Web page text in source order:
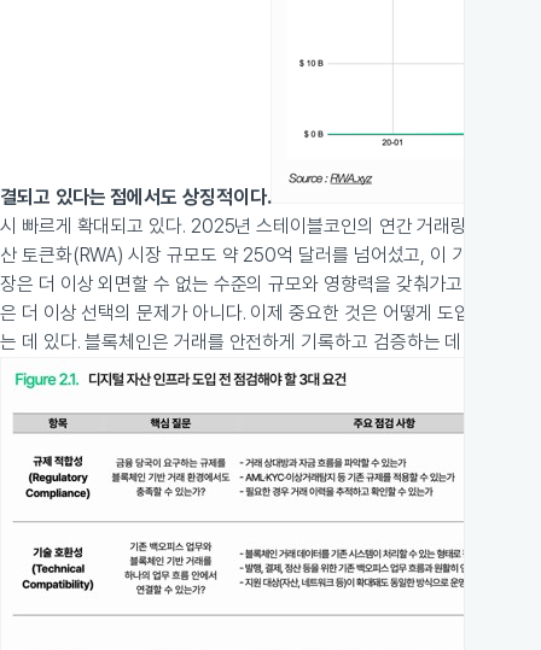
결되고 있다는 점에서도 상징적이다.
시 빠르게 확대되고 있다. 2025년 스테이블코인의 연간 거래량은 약
산 토큰화(RWA) 시장 규모도 약 250억 달러를 넘어섰고, 이 가운데 토
장은 더 이상 외면할 수 없는 수준의 규모와 영향력을 갖춰가고 있는 것
은 더 이상 선택의 문제가 아니다. 이제 중요한 것은 어떻게 도입할 것
는 데 있다. 블록체인은 거래를 안전하게 기록하고 검증하는 데 효과적